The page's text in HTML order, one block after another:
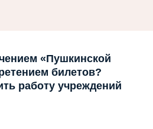
«Пушкинской
билетов?
работу учреждений